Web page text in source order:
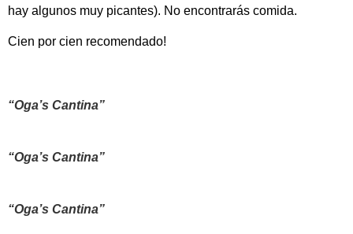
hay algunos muy picantes). No encontrarás comida.
Cien por cien recomendado!
“Oga’s Cantina”
“Oga’s Cantina”
“Oga’s Cantina”